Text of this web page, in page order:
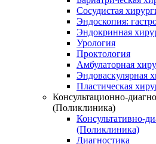
Сосудистая
Эндоскопия:
Эндокринная
Урология
Проктология
Амбулаторная
Эндоваскулярная
Пластическая
Консультационно-
(Поликлиника)
Консультативно-
(Поликлиника)
Диагностика